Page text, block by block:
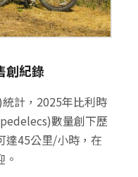
創紀錄
計，2025年比利時
數量創下歷
達45公里/小時，在